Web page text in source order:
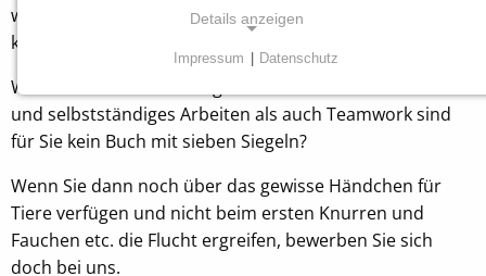
wissen, wozu Putzlappen und Co gebraucht werden und
können diese auch effizient einsetzen?
Wochenend- und Feiertagsdienste sind kein Problem
und selbstständiges Arbeiten als auch Teamwork sind
für Sie kein Buch mit sieben Siegeln?
Wenn Sie dann noch über das gewisse Händchen für
Tiere verfügen und nicht beim ersten Knurren und
Fauchen etc. die Flucht ergreifen, bewerben Sie sich
doch bei uns.
Details anzeigen
Diese Cookies sind für die ordnungsgemäße
Funktion unserer Website erforderlich.
Einverständnis Cookie
Name:
cookie_consent
Impressum Datenschutz